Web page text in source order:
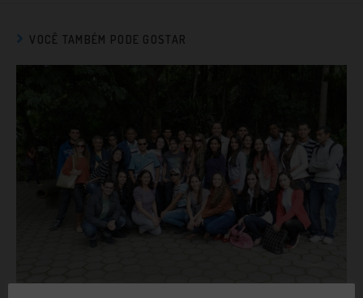
VOCÊ TAMBÉM PODE GOSTAR